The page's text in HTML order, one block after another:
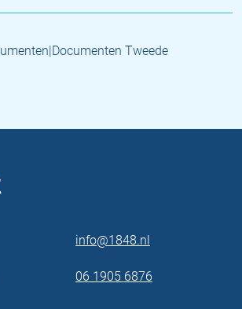
Tweede
info@1848.nl
06 1905 6876